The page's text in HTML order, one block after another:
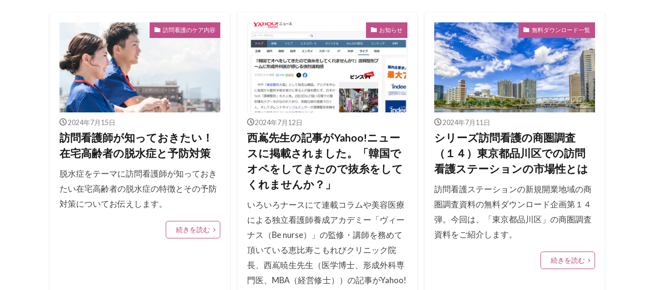
訪問看護のケア内容
2024年7月15日
訪問看護師が知っておきたい！
在宅高齢者の脱水症と予防対策
脱水症をテーマに訪問看護師が知っておき
たい在宅高齢者の脱水症の特徴とその予防
対策についてお伝えします。
続きを読む
お知らせ
2024年7月12日
西嶌先生の記事がYahoo!ニュー
スに掲載されました。「韓国で
オペをしてきたので抜糸をして
くれませんか？」
いろいろナースにて連載コラムや美容医療
による独立看護師養成アカデミー「ヴィー
ナス（Be nurse）」の監修・講師を務めて
頂いている恵比寿こもれびクリニック院
長、西嶌暁生先生（医学博士、形成外科専
門医、MBA（経営修士））の記事がYahoo!
無料ダウンロード一覧
2024年7月11日
シリーズ訪問看護の商圏調査
（１４）東京都品川区での訪問
看護ステーションの市場性とは
訪問看護ステーションの新規開業地域の商
圏調査資料の無料ダウンロード企画第１４
弾。今回は、「東京都品川区」の商圏調査
資料をご紹介します。
続きを読む